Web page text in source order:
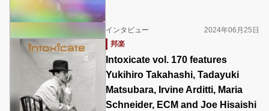
インタビュー
2024年06月25日
邦楽
Intoxicate vol. 170 features
Yukihiro Takahashi, Tadayuki
Matsubara, Irvine Arditti, Maria
Schneider, ECM and Joe Hisaishi